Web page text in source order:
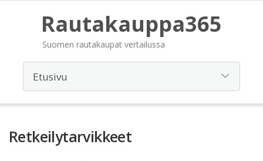
Rautakauppa365
Suomen rautakaupat vertailussa
Retkeilytarvikkeet